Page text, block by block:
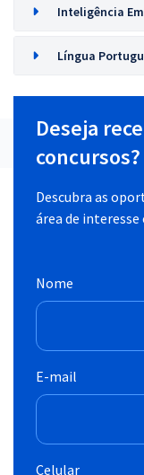
Inteligência
Língua
Deseja
concursos?
Descubra as
área de interesse
Nome
E-mail
Celular